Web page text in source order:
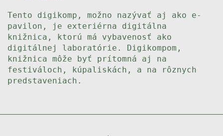
Tento digikomp, možno nazývať aj ako e-
pavilon, je exteriérna digitálna
knižnica, ktorú má vybavenosť ako
digitálnej laboratórie. Digikompom,
knižnica môže byť prítomná aj na
festiváloch, kúpaliskách, a na rôznych
predstaveniach.